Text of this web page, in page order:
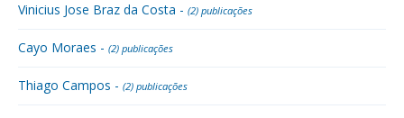
Vinicius Jose Braz da Costa - (2) publicações
Cayo Moraes - (2) publicações
Thiago Campos - (2) publicações